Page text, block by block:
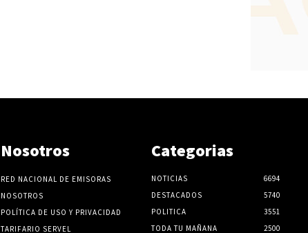
Nosotros
RED NACIONAL DE EMISORAS
NOSOTROS
POLÍTICA DE USO Y PRIVACIDAD
TARIFARIO SERVEL
Categorias
NOTICIAS
6694
DESTACADOS
5740
POLITICA
3551
TODA TU MAÑANA
2500